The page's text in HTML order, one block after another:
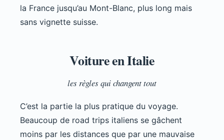
la France jusqu’au Mont-Blanc, plus long mais
sans vignette suisse.
Voiture en Italie
les règles qui changent tout
C’est la partie la plus pratique du voyage.
Beaucoup de road trips italiens se gâchent
moins par les distances que par une mauvaise